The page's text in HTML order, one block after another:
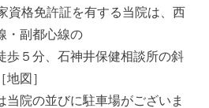
資格免許証を有する当院は、西
・副都心線の
歩５分、石神井保健相談所の斜
図］
当院の並びに駐車場がございま